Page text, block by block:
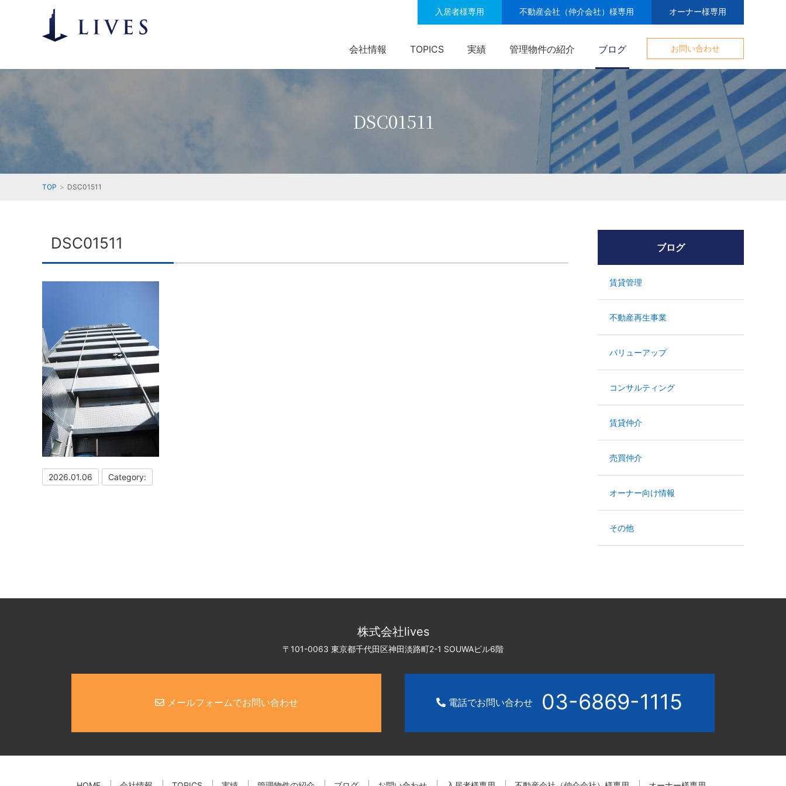
入居者様専用 不動産会社（仲介会社）様専用 オーナー様専用
会社情報 TOPICS 実績 管理物件の紹介 ブログ お問い合わせ
DSC01511
TOP DSC01511
DSC01511
2026.01.06 Category:
ブログ
賃貸管理
不動産再生事業
バリューアップ
コンサルティング
賃貸仲介
売買仲介
オーナー向け情報
その他
株式会社lives
〒101-0063 東京都千代田区神田淡路町2-1 SOUWAビル6階
メールフォームでお問い合わせ 電話でお問い合わせ 03-6869-1115